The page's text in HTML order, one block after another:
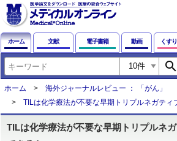
ホーム 文献 電子書籍 動画 くすり
search
ホーム
海外ジャーナルレビュー ： 「がん」
TILは化学療法が不要な早期トリプルネガティ
TILは化学療法が不要な早期トリプルネ